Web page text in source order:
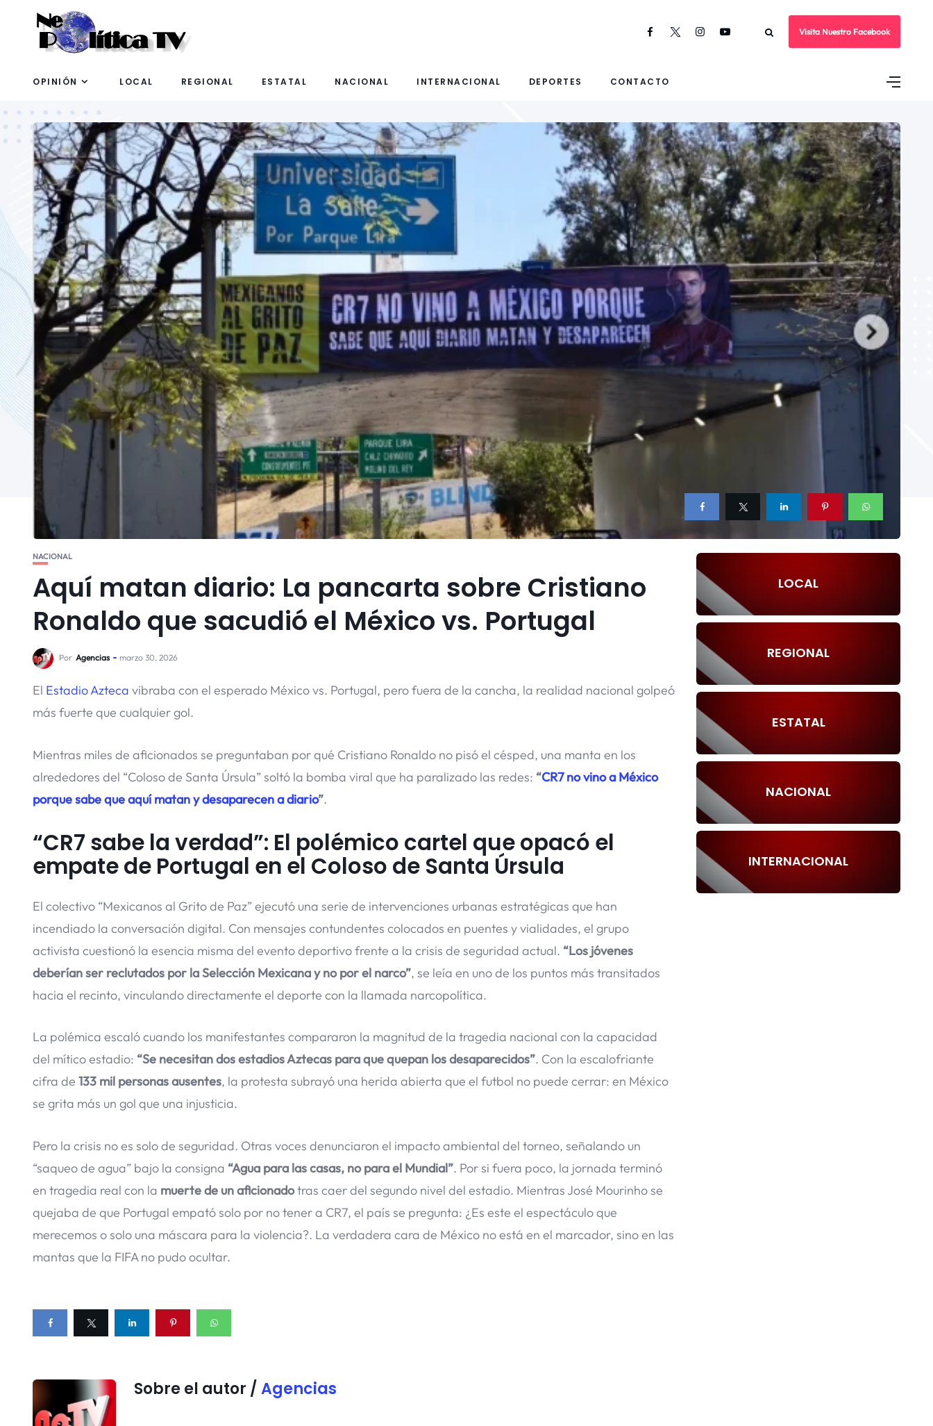
Visita Nuestro Facebook
OPINIÓN LOCAL REGIONAL ESTATAL NACIONAL INTERNACIONAL DEPORTES CONTACTO
NACIONAL
Aquí matan diario: La pancarta sobre Cristiano
Ronaldo que sacudió el México vs. Portugal
Por Agencias marzo 30, 2026
El Estadio Azteca vibraba con el esperado México vs. Portugal, pero fuera de la cancha, la realidad nacional golpeó
más fuerte que cualquier gol.
Mientras miles de aficionados se preguntaban por qué Cristiano Ronaldo no pisó el césped, una manta en los
alrededores del “Coloso de Santa Úrsula” soltó la bomba viral que ha paralizado las redes: “CR7 no vino a México
porque sabe que aquí matan y desaparecen a diario”.
“CR7 sabe la verdad”: El polémico cartel que opacó el
empate de Portugal en el Coloso de Santa Úrsula
El colectivo “Mexicanos al Grito de Paz” ejecutó una serie de intervenciones urbanas estratégicas que han
incendiado la conversación digital. Con mensajes contundentes colocados en puentes y vialidades, el grupo
activista cuestionó la esencia misma del evento deportivo frente a la crisis de seguridad actual. “Los jóvenes
deberían ser reclutados por la Selección Mexicana y no por el narco”, se leía en uno de los puntos más transitados
hacia el recinto, vinculando directamente el deporte con la llamada narcopolítica.
La polémica escaló cuando los manifestantes compararon la magnitud de la tragedia nacional con la capacidad
del mítico estadio: “Se necesitan dos estadios Aztecas para que quepan los desaparecidos”. Con la escalofriante
cifra de 133 mil personas ausentes, la protesta subrayó una herida abierta que el futbol no puede cerrar: en México
se grita más un gol que una injusticia.
Pero la crisis no es solo de seguridad. Otras voces denunciaron el impacto ambiental del torneo, señalando un
“saqueo de agua” bajo la consigna “Agua para las casas, no para el Mundial”. Por si fuera poco, la jornada terminó
en tragedia real con la muerte de un aficionadotras caer del segundo nivel del estadio. Mientras José Mourinho se
quejaba de que Portugal empató solo por no tener a CR7, el país se pregunta: ¿Es este el espectáculo que
merecemos o solo una máscara para la violencia?. La verdadera cara de México no está en el marcador, sino en las
mantas que la FIFA no pudo ocultar.
Sobre el autor / Agencias
LOCAL
REGIONAL
ESTATAL
NACIONAL
INTERNACIONAL